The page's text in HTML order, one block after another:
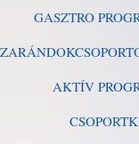
GASZTRO
AKTÍV